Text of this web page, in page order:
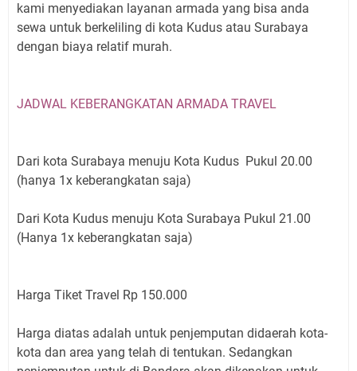
kami menyediakan layanan armada yang bisa anda
sewa untuk berkeliling di kota Kudus atau Surabaya
dengan biaya relatif murah.
JADWAL KEBERANGKATAN ARMADA TRAVEL
Dari kota Surabaya menuju Kota Kudus Pukul 20.00
(hanya 1x keberangkatan saja)
Dari Kota Kudus menuju Kota Surabaya Pukul 21.00
(Hanya 1x keberangkatan saja)
Harga Tiket Travel Rp 150.000
Harga diatas adalah untuk penjemputan didaerah kota-
kota dan area yang telah di tentukan. Sedangkan